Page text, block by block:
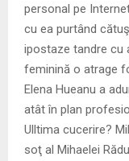
personal pe
cu ea purtând
ipostaze tandre cu
feminină o atrage
Elena Hueanu a
atât în plan
Ulltima cucerire?
soţ al Mihaelei